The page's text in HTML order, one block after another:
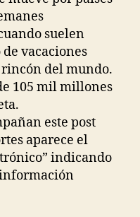
suelen
vacaciones
del mundo.
105 mil millones
este post
aparece el
indicando